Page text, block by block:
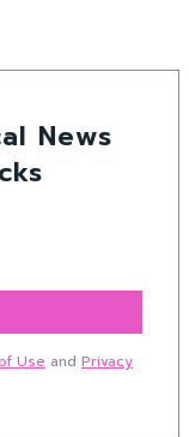
News
Use and Privacy